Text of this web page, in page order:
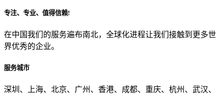
专注、专业、值得信赖!
在中国我们的服务遍布南北，全球化进程让我们接触到更多世
界优秀的企业。
服务城市
深圳、上海、北京、广州、香港、成都、重庆、杭州、武汉、